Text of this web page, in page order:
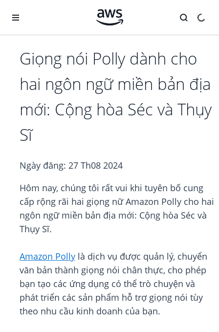
Giọng nói Polly dành cho
hai ngôn ngữ miền bản địa
mới: Cộng hòa Séc và Thụy
Sĩ
Ngày đăng: 27 Th08 2024
Hôm nay, chúng tôi rất vui khi tuyên bố cung
cấp rộng rãi hai giọng nữ Amazon Polly cho hai
ngôn ngữ miền bản địa mới: Cộng hòa Séc và
Thụy Sĩ.
Amazon Polly là dịch vụ được quản lý, chuyển
văn bản thành giọng nói chân thực, cho phép
bạn tạo các ứng dụng có thể trò chuyện và
phát triển các sản phẩm hỗ trợ giọng nói tùy
theo nhu cầu kinh doanh của bạn.